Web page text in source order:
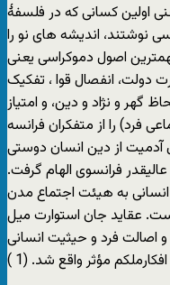
اولین کسانی که در فلسفۀ
نوشتند، اندیشه های نو را
اصول دموکراسی یعنی
دولت، انفصال قوا ، تفکیک
گهر و نژاد و دین، و امتیاز
فرد) را از متفکران فرانسه
آدمیت از دین انسان دوستی
فرانسوی الهام گرفت.
به هیئت اجتماع مدن
عقاید جان استوارت میل
و اصالت فرد و حیثیت انسانی
مؤثر واقع شد. (1 )